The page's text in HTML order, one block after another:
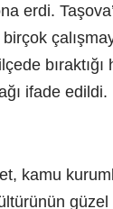
erdi.
ifade edildi.
kamu